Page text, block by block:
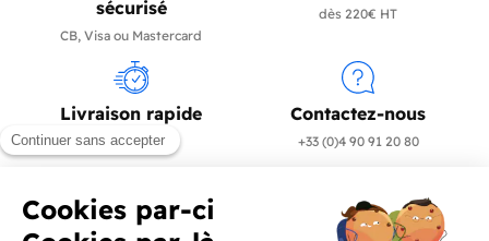
sécurisé
CB, Visa ou Mastercard
dès 220€ HT
Livraison rapide
en 24/72h
Contactez-nous
+33 (0)4 90 91 20 80